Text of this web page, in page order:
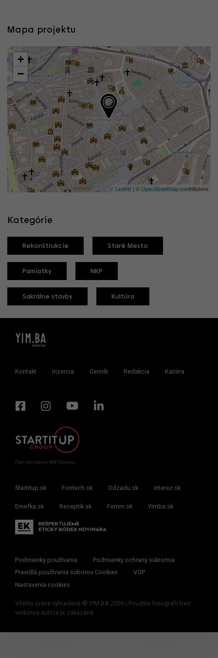
Mapa projektu
+
−
Leaflet | ©OpenStreetMapcontributors
Kategórie
Rekonštrukcie Staré Mesto
Pamiatky NKP
Sakrálne stavby Kultúra
Kontakt Inzercia Cenník Redakcia Kariéra
Člen združenia IAB Slovakia
Startitup.sk Fontech.sk Odzadu.sk interez.sk
Emefka.sk Receptik.sk Femm.sk Yimba.sk
Podmienky používania
Podmienky ochrany súkromia
Pravidlá používania súborov Cookies
VOP
Nastavenia cookies
Všetky práva vyhradené © YIM.BA 2026 | Použitie fotografií bez
vedomia autora je zakázané.